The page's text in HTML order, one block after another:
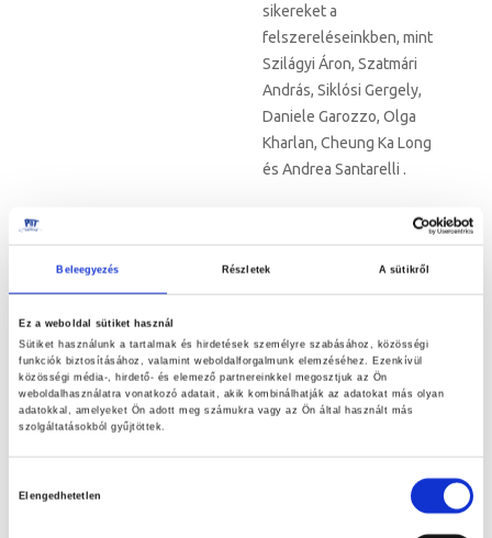
Beleegyezés Részletek A sütikről
Ez a weboldal sütiket használ
Sütiket használunk a tartalmak és hirdetések személyre szabásához, közösségi
funkciók biztosításához, valamint weboldalforgalmunk elemzéséhez. Ezenkívül
közösségi média-, hirdető- és elemező partnereinkkel megosztjuk az Ön
weboldalhasználatra vonatkozó adatait, akik kombinálhatják az adatokat más olyan
adatokkal, amelyeket Ön adott meg számukra vagy az Ön által használt más
szolgáltatásokból gyűjtöttek.
Elengedhetetlen
KEDVES VÁSÁRLÓINK!
sikereket a
felszereléseinkben, mint
Szilágyi Áron, Szatmári
András, Siklósi Gergely,
Daniele Garozzo, Olga
Kharlan, Cheung Ka Long
és Andrea Santarelli .
Termékeink
maradéktalanul
megfelelnek a FIE és CE
laboratóriumokban
teszteltek. A gyártás során
saját magunk is szigorúan
felszereléseket. A
Magyarországon készül,